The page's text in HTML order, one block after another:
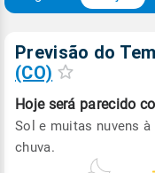
Previsão do
(CO)
Hoje será parecido
Sol e muitas nuvens
chuva.